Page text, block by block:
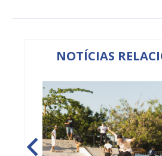
NOTÍCIAS